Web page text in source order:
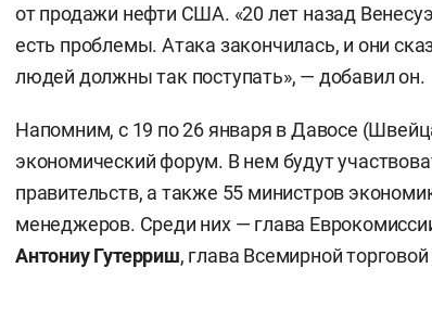
от продажи нефти США. «20 лет назад
есть проблемы. Атака закончилась, и они
людей должны так поступать», — добавил он.
Напомним, с 19 по 26 января в Давосе
экономический форум. В нем будут
правительств, а также 55 министров
менеджеров. Среди них — глава
Антониу Гутерриш, глава Всемирной